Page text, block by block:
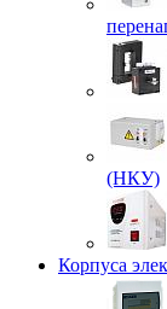
(НКУ)
Корпуса